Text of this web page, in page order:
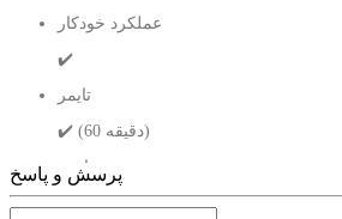
عملکرد خودکار
✔️
تایمر
✔️ (60 دقیقه)
نوع صفحه نمایش
پرسش و پاسخ